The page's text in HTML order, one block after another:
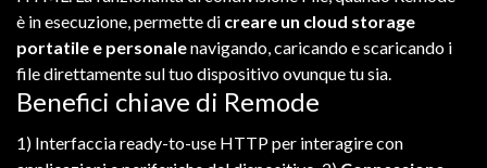
è in esecuzione,permettedi creare un cloud storage
portatile e personalenavigando,caricandoescaricando i
filedirettamentesultuodispositivoovunquetusia.
Benefici chiave di Remode
1) Interfacciaready-to-use HTTPper interagirecon